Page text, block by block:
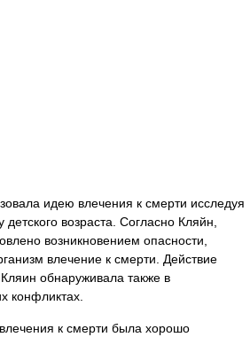
идею влечения к смерти исследуя
возраста. Согласно Кляйн,
возникновением опасности,
влечение к смерти. Действие
обнаруживала также в
конфликтах.
к смерти была хорошо